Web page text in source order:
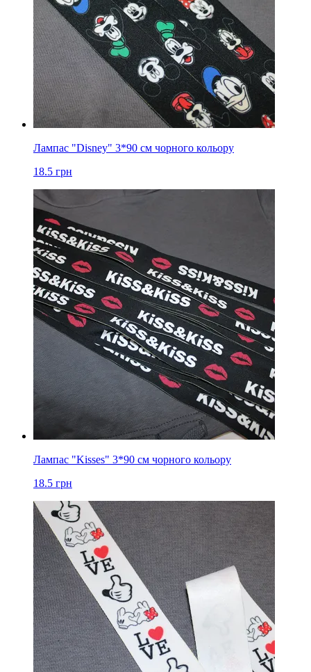
Лампас "Disney" 3*90 см чорного кольору
18.5 грн
Лампас "Kisses" 3*90 см чорного кольору
18.5 грн